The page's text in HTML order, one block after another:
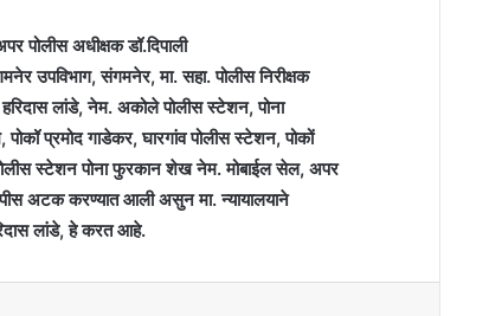
पोलीस अधीक्षक डॉ.दिपाली
उपविभाग, संगमनेर, मा. सहा. पोलीस निरीक्षक
लांडे, नेम. अकोले पोलीस स्टेशन, पोना
प्रमोद गाडेकर, घारगांव पोलीस स्टेशन, पोकों
स्टेशन पोना फुरकान शेख नेम. मोबाईल सेल, अपर
अटक करण्यात आली असुन मा. न्यायालयाने
लांडे, हे करत आहे.